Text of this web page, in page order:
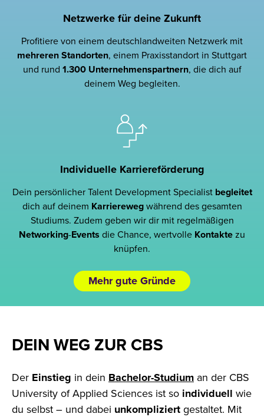
Netzwerke für deine Zukunft
Profitiere von einem deutschlandweiten Netzwerk mit
mehreren Standorten, einem Praxisstandort in Stuttgart
und rund 1.300 Unternehmenspartnern, die dich auf
deinem Weg begleiten.
Individuelle Karriereförderung
Dein persönlicher Talent Development Specialist begleitet
dich auf deinem Karrierewegwährend des gesamten
Studiums. Zudem geben wir dir mit regelmäßigen
Networking-Events die Chance, wertvolle Kontakte zu
knüpfen.
Mehr gute Gründe
DEIN WEG ZUR CBS
Der Einstieg in dein Bachelor-Studium an der CBS
University of Applied Sciences ist so individuell wie
du selbst – und dabei unkompliziert gestaltet. Mit